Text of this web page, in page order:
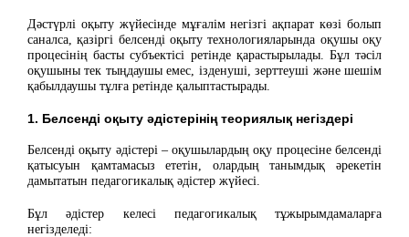
Дәстүрлі оқыту жүйесінде мұғалім негізгі ақпарат көзі болып
саналса, қазіргі белсенді оқыту технологияларында оқушы оқу
процесінің басты субъектісі ретінде қарастырылады. Бұл тәсіл
оқушыны тек тыңдаушы емес, ізденуші, зерттеуші және шешім
қабылдаушы тұлға ретінде қалыптастырады.
1. Белсенді оқыту әдістерінің теориялық негіздері
Белсенді оқыту әдістері – оқушылардың оқу процесіне белсенді
қатысуын қамтамасыз ететін, олардың танымдық әрекетін
дамытатын педагогикалық әдістер жүйесі.
Бұл әдістер келесі педагогикалық тұжырымдамаларға
негізделеді: